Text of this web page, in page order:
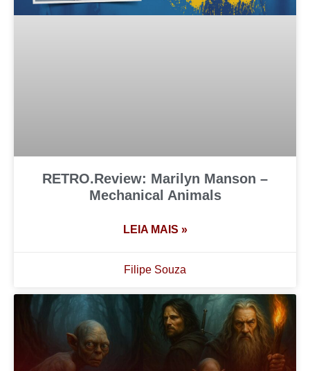
RETRO.Review: Marilyn Manson –
Mechanical Animals
LEIA MAIS »
Filipe Souza